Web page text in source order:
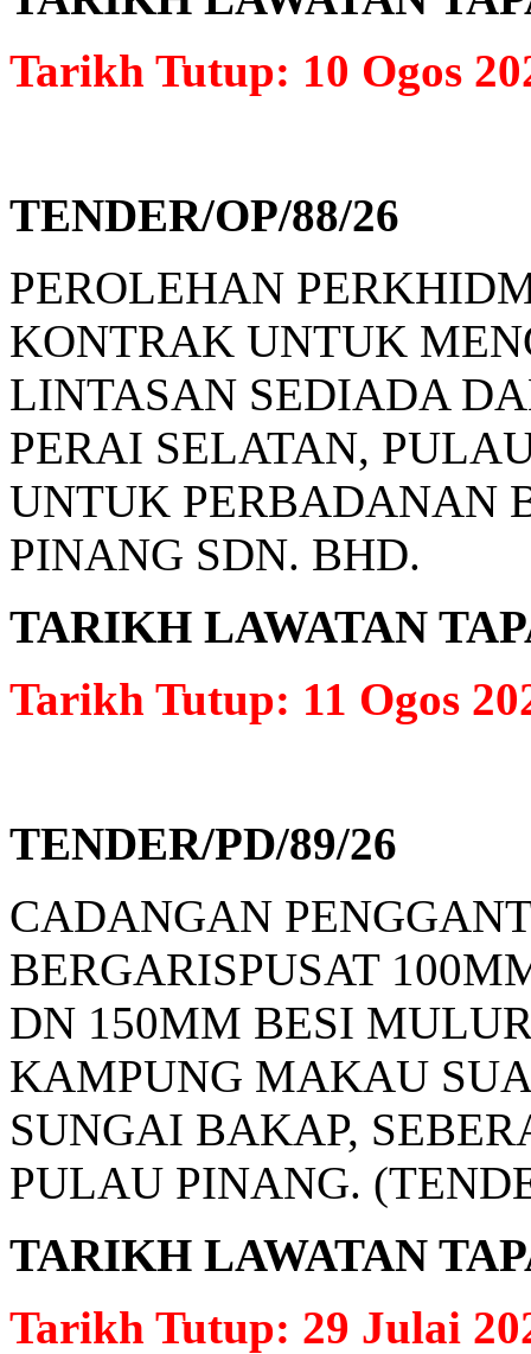
Tarikh Tutup: 10 Ogos
TENDER/OP/88/26
PEROLEHAN
KONTRAK UNTUK
LINTASAN SEDIADA
PERAI SELATAN,
UNTUK PERBADANAN
PINANG SDN. BHD.
TARIKH LAWATAN
Tarikh Tutup: 11 Ogos
TENDER/PD/89/26
CADANGAN
BERGARISPUSAT
DN 150MM BESI
KAMPUNG MAKAU
SUNGAI BAKAP,
PULAU PINANG.
TARIKH LAWATAN
Tarikh Tutup: 29 Julai